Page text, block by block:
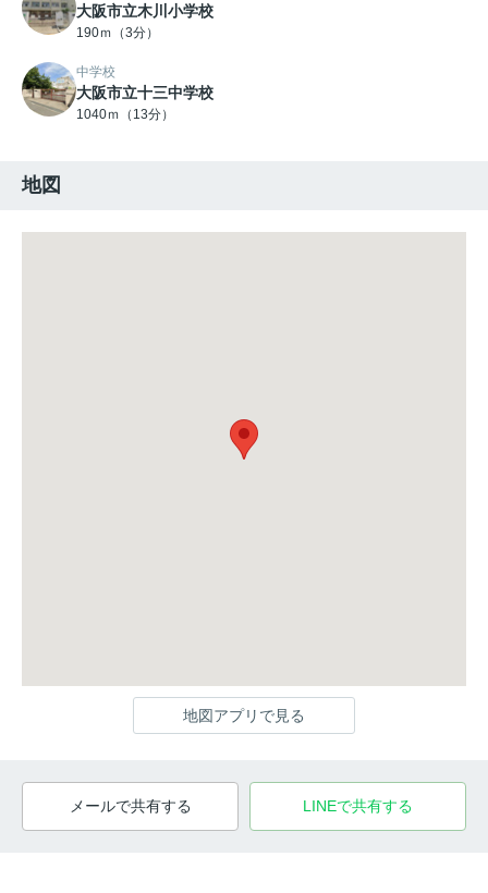
大阪市立木川小学校
190ｍ（3分）
中学校
大阪市立十三中学校
1040ｍ（13分）
地図
地図アプリで見る
メールで共有する LINEで共有する